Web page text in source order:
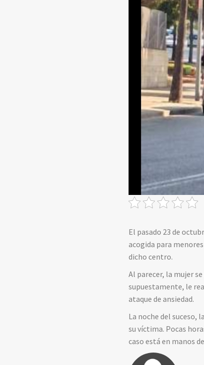
El pasado 23 de
acogida para
dicho centro.
Al parecer, la mujer
supuestamente, le
ataque de ansiedad.
La noche del suceso,
su víctima. Pocas
caso está en manos